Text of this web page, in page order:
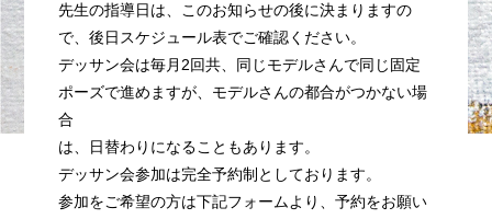
先生の指導日は、このお知らせの後に決まりますの
で、後日スケジュール表でご確認ください。
デッサン会は毎月2回共、同じモデルさんで同じ固定
ポーズで進めますが、モデルさんの都合がつかない場
合
は、日替わりになることもあります。
デッサン会参加は完全予約制としております。
参加をご希望の方は下記フォームより、予約をお願い